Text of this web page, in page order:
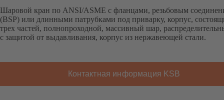
Шаровой кран по ANSI/ASME с фланцами, резьбовым
(BSP) или длинными патрубками под приварку, корпус,
трех частей, полнопроходной, массивный шар,
с защитой от выдавливания, корпус из нержавеющей стали.
Контактная информация KSB